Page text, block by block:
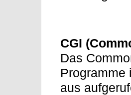
CGI
Das
Programme
aus